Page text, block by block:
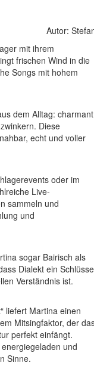
Autor:
mit ihrem
frischen Wind in die
Songs mit hohem
dem Alltag:
Diese
echt und voller
oder im
Live-
sammeln und
und
sogar Bairisch als
Dialekt ein
Verständnis ist.
liefert Martina einen
Mitsingfaktor, der
perfekt einfängt.
und
Sinne.